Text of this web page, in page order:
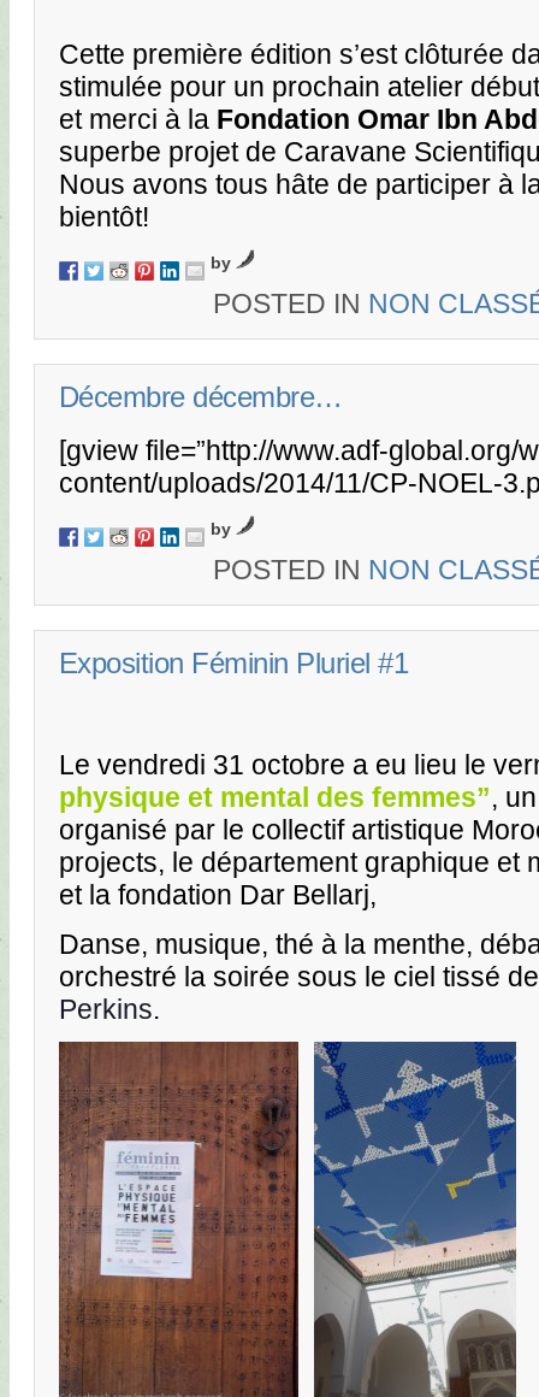
Cette première édition s’est clôturée
stimulée pour un prochain atelier
et merci à la Fondation Omar Ibn
superbe projet de Caravane
Nous avons tous hâte de participer à
bientôt!
by
POSTED IN NON
Décembre décembre…
[gview file=”http://www.adf-global.org/
content/uploads/2014/11/CP-NOEL-
by
POSTED IN NON
Exposition Féminin Pluriel #1
Le vendredi 31 octobre a eu lieu le
physique et mental des femmes”,
organisé par le collectif artistique
projects, le département graphique et
et la fondation Dar Bellarj,
Danse, musique, thé à la menthe,
orchestré la soirée sous le ciel tissé
Perkins.